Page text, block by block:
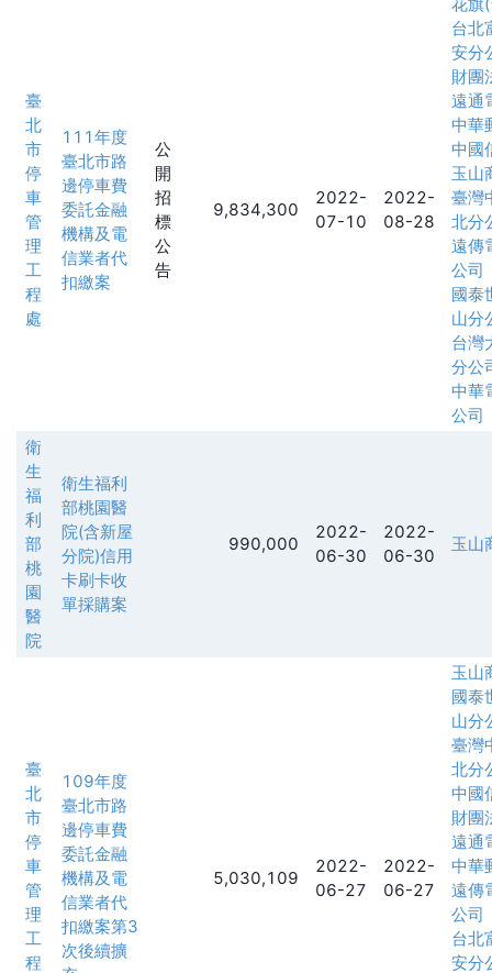
臺
北
市
停
車
管
理
工
程
處
111年度
臺北市路
邊停車費
委託金融
機構及電
信業者代
扣繳案
公
開
招
標
公
告
9,834,300
2022-
07-10
2022-
08-28
台北
安分
財團
遠通
中華
中國
玉山
臺灣
北分
遠傳
公司
國泰
山分
台灣
分公
中華
公司
衛
生
福
利
部
桃
園
醫
院
衛生福利
部桃園醫
院(含新屋
分院)信用
卡刷卡收
單採購案
990,000
2022-
06-30
2022-
06-30
玉山
臺
北
市
停
車
管
理
工
程
109年度
臺北市路
邊停車費
委託金融
機構及電
信業者代
扣繳案第3
次後續擴
5,030,109
2022-
06-27
2022-
06-27
玉山
國泰
山分
臺灣
北分
中國
財團
遠通
中華
遠傳
公司
台北
安分